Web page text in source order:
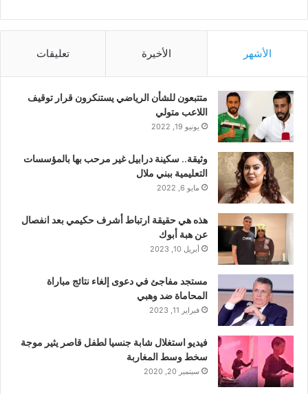
الأشهر الأخيرة تعليقات
متتبعون للشأن الرياضي يستنكرون قرار توقيف
اللاعب متولي
يونيو 19, 2022
وثيقة.. سكينة درابيل غير مرحب بها بالمؤسسات
التعليمية ببني ملال
مايو 6, 2022
هذه هي حقيقة ارتباط أشرف حكيمي بعد انفصال
عن هبة أبوك
أبريل 10, 2023
مستجد مفاجئ في دعوى إلغاء نتائج مباراة
المحاماة ضد وهبي
فبراير 11, 2023
فيديو استغلال شابة جنسيا لطفل قاصر يثير موجة
سخط وسط المغاربة
سبتمبر 20, 2020